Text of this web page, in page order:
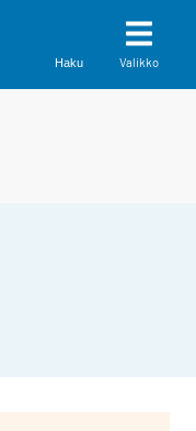
Haku Valikko